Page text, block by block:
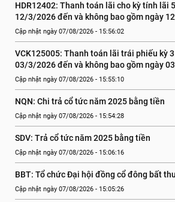
HDR12402: Thanh toán lãi cho kỳ tính lãi
12/3/2026 đến và không bao gồm ngày
Cập nhật ngày 07/08/2026 - 15:56:02
VCK125005: Thanh toán lãi trái phiếu kỳ
03/3/2026 đến và không bao gồm ngày
Cập nhật ngày 07/08/2026 - 15:55:10
NQN: Chi trả cổ tức năm 2025 bằng tiền
Cập nhật ngày 07/08/2026 - 15:54:28
SDV: Trả cổ tức năm 2025 bằng tiền
Cập nhật ngày 07/08/2026 - 15:06:16
BBT: Tổ chức Đại hội đồng cổ đông bất
Cập nhật ngày 07/08/2026 - 15:05:26